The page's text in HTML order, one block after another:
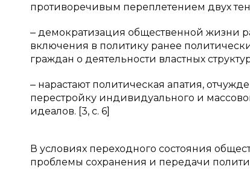
противоречивым переплетением двух
‒ демократизация общественной жизни
включения в политику ранее
граждан о деятельности властных
‒ нарастают политическая апатия,
перестройку индивидуального и
идеалов. [3, c. 6]
В условиях переходного состояния
проблемы сохранения и передачи